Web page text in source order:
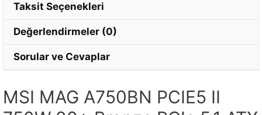
Taksit Seçenekleri
Değerlendirmeler (0)
Sorular ve Cevaplar
MSI MAG A750BN PCIE5 II